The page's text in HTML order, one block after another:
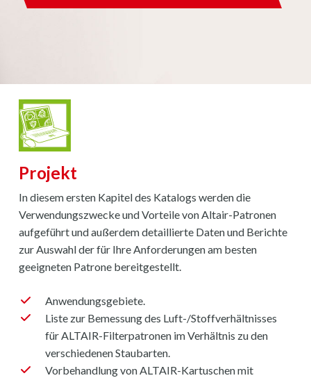
Projekt
In diesem ersten Kapitel des Katalogs werden die
Verwendungszwecke und Vorteile von Altair-Patronen
aufgeführt und außerdem detaillierte Daten und Berichte
zur Auswahl der für Ihre Anforderungen am besten
geeigneten Patrone bereitgestellt.
Anwendungsgebiete.
Liste zur Bemessung des Luft-/Stoffverhältnisses
für ALTAIR-Filterpatronen im Verhältnis zu den
verschiedenen Staubarten.
Vorbehandlung von ALTAIR-Kartuschen mit